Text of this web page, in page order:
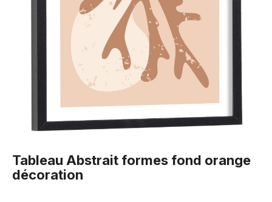
Tableau Abstrait formes fond orange
décoration